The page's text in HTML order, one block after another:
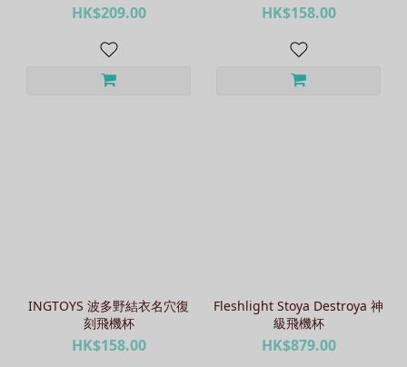
HK$209.00 HK$158.00
INGTOYS 波多野結衣名穴復
刻飛機杯
HK$158.00
Fleshlight Stoya Destroya 神
級飛機杯
HK$879.00